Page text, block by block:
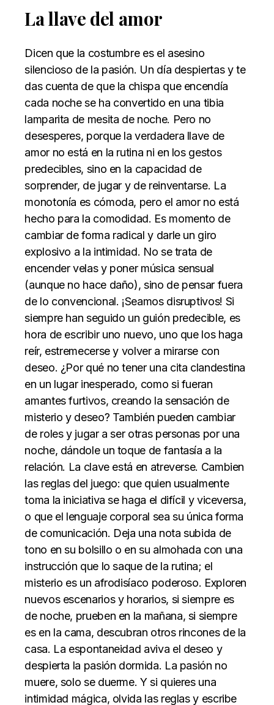
La llave del amor
Dicen que la costumbre es el asesino
silencioso de la pasión. Un día despiertas y te
das cuenta de que la chispa que encendía
cada noche se ha convertido en una tibia
lamparita de mesita de noche. Pero no
desesperes, porque la verdadera llave de
amor no está en la rutina ni en los gestos
predecibles, sino en la capacidad de
sorprender, de jugar y de reinventarse. La
monotonía es cómoda, pero el amor no está
hecho para la comodidad. Es momento de
cambiar de forma radical y darle un giro
explosivo a la intimidad. No se trata de
encender velas y poner música sensual
(aunque no hace daño), sino de pensar fuera
de lo convencional. ¡Seamos disruptivos! Si
siempre han seguido un guión predecible, es
hora de escribir uno nuevo, uno que los haga
reír, estremecerse y volver a mirarse con
deseo. ¿Por qué no tener una cita clandestina
en un lugar inesperado, como si fueran
amantes furtivos, creando la sensación de
misterio y deseo? También pueden cambiar
de roles y jugar a ser otras personas por una
noche, dándole un toque de fantasía a la
relación. La clave está en atreverse. Cambien
las reglas del juego: que quien usualmente
toma la iniciativa se haga el difícil y viceversa,
o que el lenguaje corporal sea su única forma
de comunicación. Deja una nota subida de
tono en su bolsillo o en su almohada con una
instrucción que lo saque de la rutina; el
misterio es un afrodisíaco poderoso. Exploren
nuevos escenarios y horarios, si siempre es
de noche, prueben en la mañana, si siempre
es en la cama, descubran otros rincones de la
casa. La espontaneidad aviva el deseo y
despierta la pasión dormida. La pasión no
muere, solo se duerme. Y si quieres una
intimidad mágica, olvida las reglas y escribe